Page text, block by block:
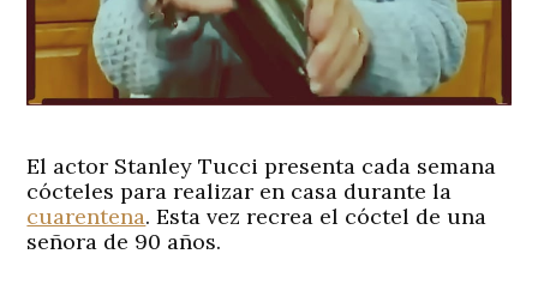
El actor Stanley Tucci presenta cada semana
cócteles para realizar en casa durante la
cuarentena. Esta vez recrea el cóctel de una
señora de 90 años.